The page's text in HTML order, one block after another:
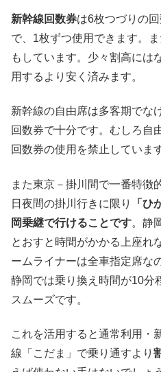
新幹線回数券は6枚つづりの
で、1枚ずつ使用できます。
もしています。少々割高には
用するより安く済みます。
新幹線の自由席は多客期でな
回数券で十分です。むしろ自
回数券の使用を禁止しています
また東京－掛川間で一番特徴
日夜間の掛川行きに限り
「ひ
岡乗継で行けることです。静
とおすと時間がかかる上座れ
ームライナーは全車指定席な
静岡では乗り換え時間が10分
スムーズです。
これを活用すると通常利用・
線「こだま」で乗り通すより